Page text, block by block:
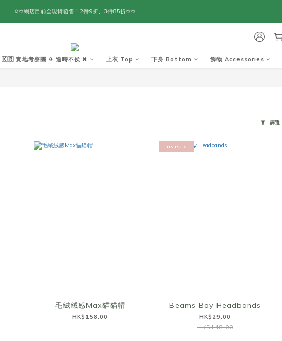
✩✩網店目前全現貨發售！2件9折、3件85折✩✩
🇰🇷 實地考察團 ✈ 逾時不侯 ✖︎ 上衣 Top 下身 Bottom 飾物 Accessories
篩選
毛絨絨感Max貓貓帽
HK$158.00
UNISEX
Beams Boy Headbands
HK$29.00
HK$148.00